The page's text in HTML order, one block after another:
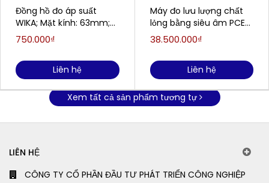
Đồng hồ đo áp suất
WIKA; Mặt kính: 63mm;
Model: 213.53; Dải đo:
750.000₫
Liên hệ
Máy đo lưu lượng chất
lỏng bằng siêu âm PCE
TDS 100HS (15〜108mm)
38.500.000₫
Liên hệ
Xem tất cả sản phẩm tương tự
LIÊN HỆ
CÔNG TY CỔ PHẦN ĐẦU TƯ PHÁT TRIỂN CÔNG NGHIỆP